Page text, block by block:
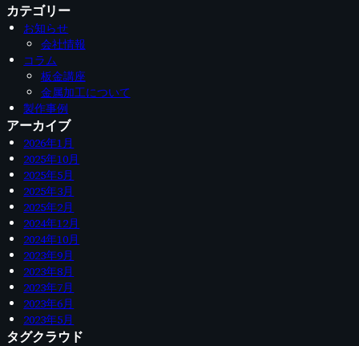
カテゴリー
お知らせ
会社情報
コラム
板金講座
金属加工について
製作事例
アーカイブ
2026年1月
2025年10月
2025年5月
2025年3月
2025年2月
2024年12月
2024年10月
2023年9月
2023年8月
2023年7月
2023年6月
2023年5月
タグクラウド